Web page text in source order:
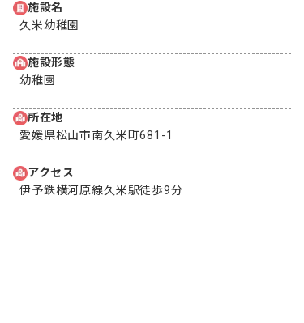
施設名
久米幼稚園
施設形態
幼稚園
所在地
愛媛県松山市南久米町681-1
アクセス
伊予鉄横河原線久米駅徒歩9分